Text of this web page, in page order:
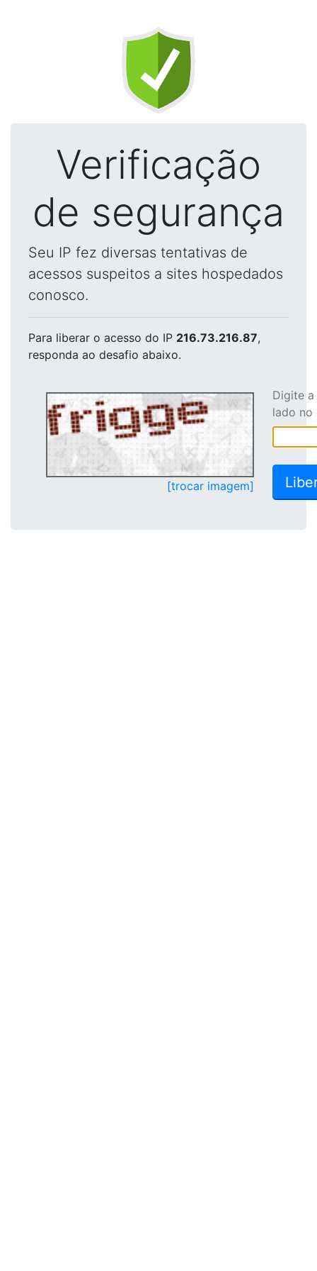
Verificação
de segurança
Seu IP fez diversas tentativas de
acessos suspeitos a sites hospedados
conosco.
Para liberar o acesso do IP 216.73.216.87,
responda ao desafio abaixo.
[trocar imagem]
Digite
lado no